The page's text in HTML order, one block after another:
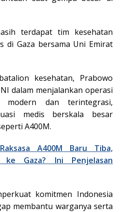
terdapat tim kesehatan
di Gaza bersama Uni Emirat
kesehatan, Prabowo
dalam menjalankan operasi
modern dan terintegrasi,
medis berskala besar
A400M.
A400M Baru Tiba,
ke Gaza? Ini Penjelasan
komitmen Indonesia
membantu warganya serta